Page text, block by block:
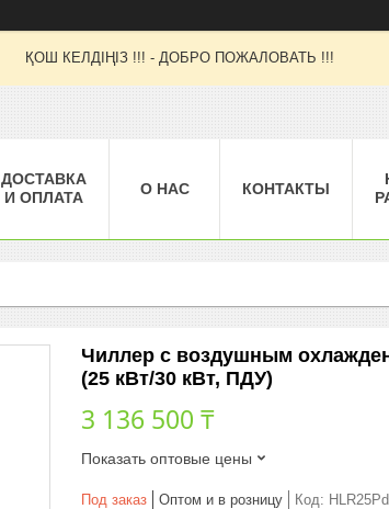
ҚОШ КЕЛДІҢІЗ !!! - ДОБРО ПОЖАЛОВАТЬ !!!
ДОСТАВКА
И ОПЛАТА
О НАС КОНТАКТЫ
Чиллер с воздушным
(25 кВт/30 кВт, ПДУ)
3 136 500 ₸
Показать оптовые цены
Под заказ Оптом и в розницу Код: